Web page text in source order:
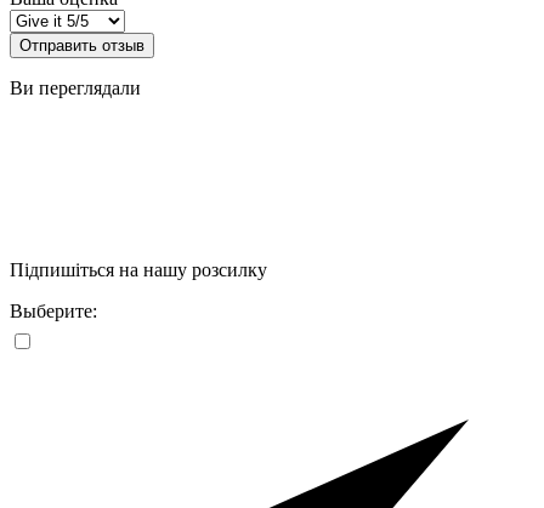
Отправить отзыв
Ви переглядали
Підпишіться на нашу розсилку
Выберите: